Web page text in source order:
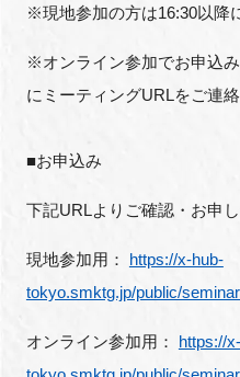
※現地参加の方は16:30以降
※オンライン参加でお申込
にミーティングURLをご連
■お申込み
下記URLよりご確認・お申
現地参加用：
https://x-hub-
tokyo.smktg.jp/public/
オンライン参加用：
https://